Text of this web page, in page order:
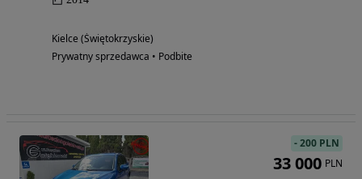
Kielce (Świętokrzyskie)
Prywatny sprzedawca • Podbite
-200 PLN
33 000 PLN